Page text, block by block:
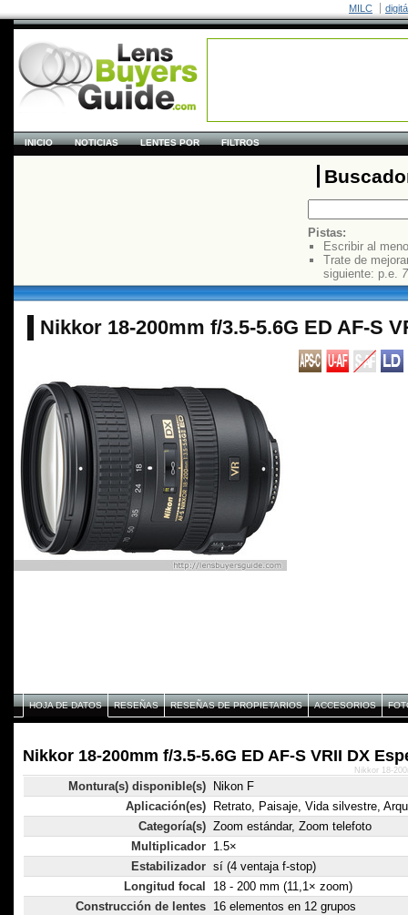
MILC
INICIO NOTICIAS LENTES POR FILTROS
Pistas:
Escribir al
Trate de
siguiente: p.e.
Nikkor 18-200mm f/3.5-5.6G ED AF-S
HOJA DE DATOS RESEÑAS RESEÑAS DE PROPIETARIOS ACCESORIOS
Nikkor 18-200mm f/3.5-5.6G ED AF-S VRII DX
Montura(s) disponible(s)
Nikon F
Aplicación(es)
Retrato, Paisaje, Vida silvestre,
Categoría(s) Zoom estándar, Zoom telefoto
Multiplicador 1.5×
Estabilizador sí (4 ventaja f-stop)
Longitud focal
18 - 200 mm (11,1× zoom)
Construcción de lentes 16 elementos en 12 grupos
Nikkor 18-